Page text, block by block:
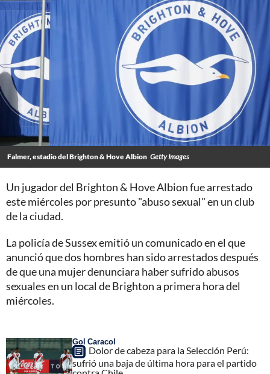
Falmer, estadio del Brighton & Hove Albion Getty Images
Un jugador del Brighton & Hove Albion fue arrestado
este miércoles por presunto "abuso sexual" en un club
de la ciudad.
La policía de Sussex emitió un comunicado en el que
anunció que dos hombres han sido arrestados después
de que una mujer denunciara haber sufrido abusos
sexuales en un local de Brighton a primera hora del
miércoles.
Gol Caracol
Dolor de cabeza para la Selección Perú:
sufrió una baja de última hora para el partido